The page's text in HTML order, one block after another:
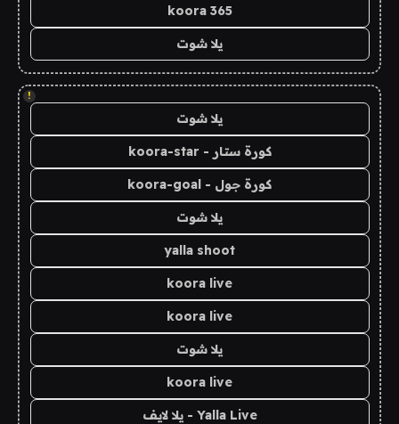
koora 365
يلا شوت
!
يلا شوت
كورة ستار - koora-star
كورة جول - koora-goal
يلا شوت
yalla shoot
koora live
koora live
يلا شوت
koora live
Yalla Live - يلا لايف